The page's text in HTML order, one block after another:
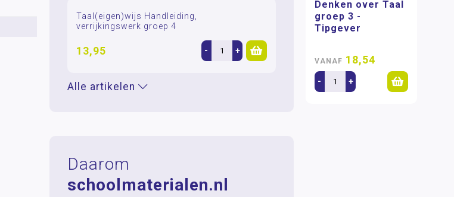
Taal(eigen)wijs Handleiding,
verrijkingswerk groep 4
13,95 - +
Alle artikelen
Daarom
schoolmaterialen.nl
Denken over Taal
groep 3 -
Tipgever
VANAF 18,54
- +